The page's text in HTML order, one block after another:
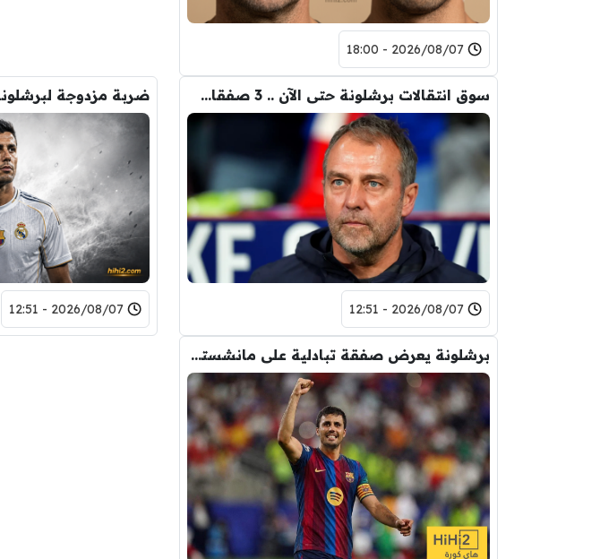
2026/08/07 - 18:00
سوق انتقالات برشلونة حتى الآن .. 3 صفقات و 5 راحلين
2026/08/07 - 12:51
2026/08/07 - 12:51
برشلونة يعرض صفقة تبادلية على مانشستر سيتي